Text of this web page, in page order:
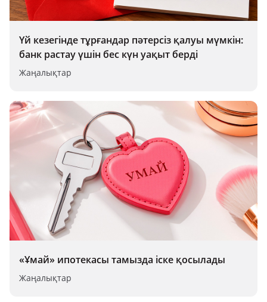
Үй кезегінде тұрғандар пәтерсіз қалуы мүмкін:
банк растау үшін бес күн уақыт берді
Жаңалықтар
«Ұмай» ипотекасы тамызда іске қосылады
Жаңалықтар